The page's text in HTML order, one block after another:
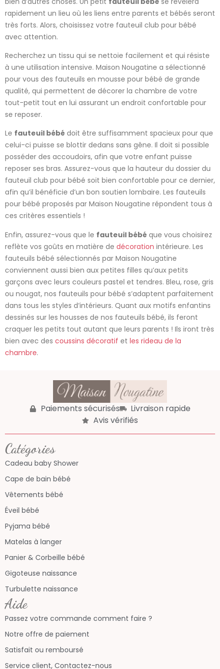
rapidement un lieu où les liens entre parents et bébés seront
très forts. Alors, choisissez votre fauteuil club pour bébé
avec attention.
Recherchez un tissu qui se nettoie facilement et qui résiste
à une utilisation intensive. Maison Nougatine a sélectionné
pour vous des fauteuils en mousse pour bébé de grande
qualité, qui permettent de décorer la chambre de votre
tout-petit tout en lui assurant un endroit confortable pour
se reposer.
Le fauteuil bébé doit être suffisamment spacieux pour que
celui-ci puisse se blottir dedans sans gêne. Il doit si possible
posséder des accoudoirs, afin que votre enfant puisse
reposer ses bras. Assurez-vous que la hauteur du dossier du
fauteuil club pour bébé soit bien confortable pour ce dernier,
afin qu’il bénéficie d’un bon soutien lombaire. Les fauteuils
pour bébé proposés par Maison Nougatine répondent tous à
ces critères essentiels !
Enfin, assurez-vous que le fauteuil bébé que vous choisirez
reflète vos goûts en matière de décoration intérieure. Les
fauteuils bébé sélectionnés par Maison Nougatine
conviennent aussi bien aux petites filles qu’aux petits
garçons avec leurs couleurs pastel et tendres. Bleu, rose, gris
ou nougat, nos fauteuils pour bébé s’adaptent parfaitement
dans tous les styles d’intérieurs. Quant aux motifs enfantins
dessinés sur les housses de nos fauteuils bébé, ils feront
craquer les petits tout autant que leurs parents ! Ils iront très
bien avec des coussins décoratif et les rideau de la
chambre.
Paiements sécurisés
Livraison rapide
Avis vérifiés
Catégories
Cadeau baby Shower
Cape de bain bébé
Vêtements bébé
Éveil bébé
Pyjama bébé
Matelas à langer
Panier & Corbeille bébé
Gigoteuse naissance
Turbulette naissance
Aide
Passez votre commande comment faire ?
Notre offre de paiement
Satisfait ou remboursé
Service client, Contactez-nous